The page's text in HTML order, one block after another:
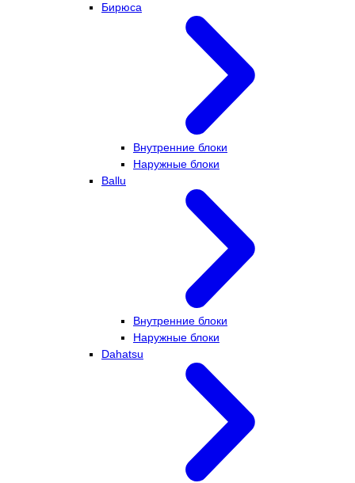
Бирюса
Внутренние блоки
Наружные блоки
Ballu
Внутренние блоки
Наружные блоки
Dahatsu